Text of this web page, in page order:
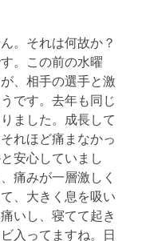
。それは何故か？
。この前の水曜
、相手の選手と激
です。去年も同じ
ました。成長して
れほど痛まなかっ
安心していまし
痛みが一層激しく
、大きく息を吸い
いし、寝てて起き
入ってますね。日